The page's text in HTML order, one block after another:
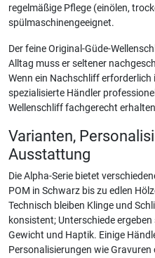
regelmäßige Pflege (einölen,
spülmaschinengeeignet.
Der feine Original-Güde-
Alltag muss er seltener
Wenn ein Nachschliff erforderlich
spezialisierte Händler
Wellenschliff fachgerecht
Varianten,
Ausstattung
Die Alpha-Serie bietet
POM in Schwarz bis zu edlen
Technisch bleiben Klinge und
konsistent; Unterschiede
Gewicht und Haptik. Einige
Personalisierungen wie